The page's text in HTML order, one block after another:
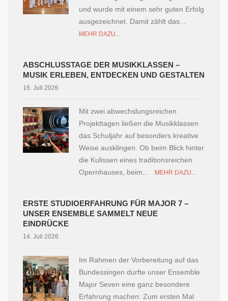
und wurde mit einem sehr guten Erfolg
ausgezeichnet. Damit zählt das...
MEHR DAZU...
ABSCHLUSSTAGE DER MUSIKKLASSEN –
MUSIK ERLEBEN, ENTDECKEN UND GESTALTEN
16. Juli 2026
Mit zwei abwechslungsreichen
Projekttagen ließen die Musikklassen
das Schuljahr auf besonders kreative
Weise ausklingen. Ob beim Blick hinter
die Kulissen eines traditionsreichen
Opernhauses, beim...
MEHR DAZU...
ERSTE STUDIOERFAHRUNG FÜR MAJOR 7 –
UNSER ENSEMBLE SAMMELT NEUE
EINDRÜCKE
14. Juli 2026
Im Rahmen der Vorbereitung auf das
Bundessingen durfte unser Ensemble
Major Seven eine ganz besondere
Erfahrung machen: Zum ersten Mal